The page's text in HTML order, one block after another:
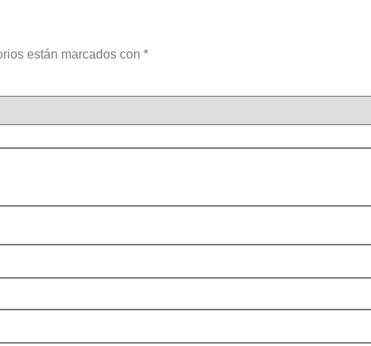
están marcados con *